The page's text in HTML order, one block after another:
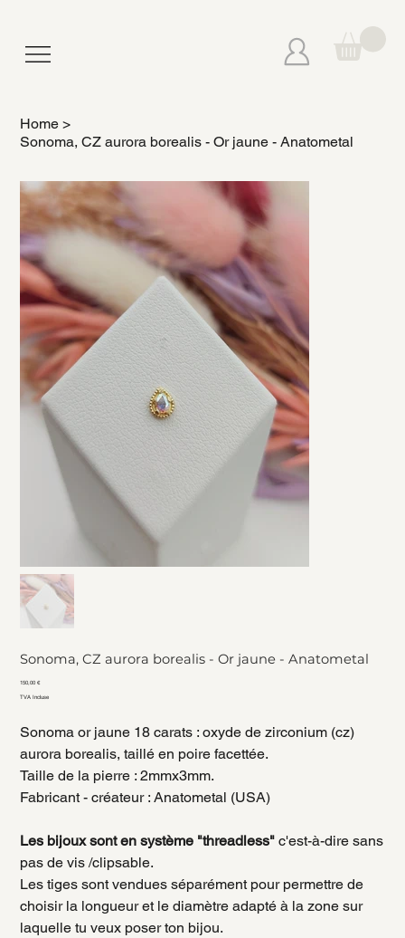
Home >
Sonoma, CZ aurora borealis - Or jaune - Anatometal
Sonoma, CZ aurora borealis - Or jaune - Anatometal
Prix
150,00 €
TVA Incluse
Sonoma or jaune 18 carats : oxyde de zirconium (cz)
aurora borealis, taillé en poire facettée.
Taille de la pierre : 2mmx3mm.
Fabricant - créateur : Anatometal (USA)
Les bijoux sont en système "threadless" c'est-à-dire sans
pas de vis /clipsable.
Les tiges sont vendues séparément pour permettre de
choisir la longueur et le diamètre adapté à la zone sur
laquelle tu veux poser ton bijou.